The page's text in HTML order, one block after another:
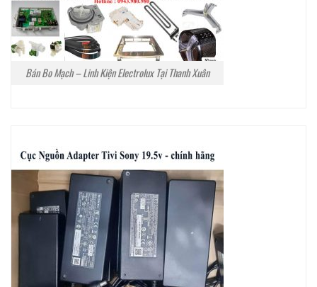
Bán Bo Mạch – Linh Kiện Electrolux Tại Thanh Xuân